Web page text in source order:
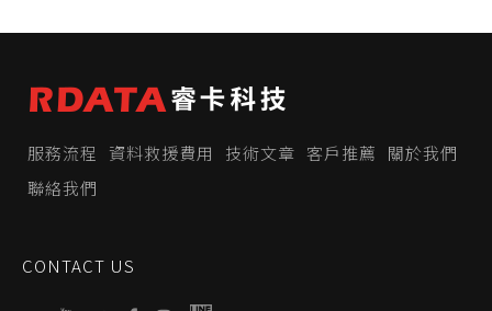
服務流程 資料救援費用 技術文章 客戶推薦
關於我們
聯絡我們
CONTACT US